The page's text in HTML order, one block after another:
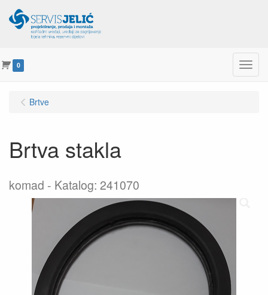
0 Menu
Brtve
Brtva stakla
komad Katalog: 241070